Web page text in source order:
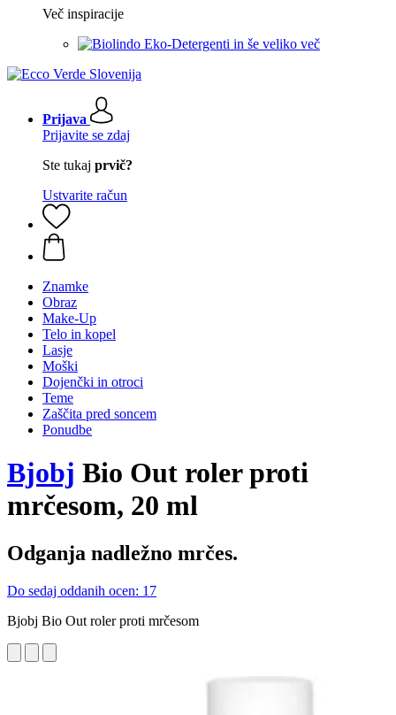
Več inspiracije
Eko-Detergenti in še veliko več
Prijava
Prijavite se zdaj
Ste tukaj prvič?
Ustvarite račun
Znamke
Obraz
Make-Up
Telo in kopel
Lasje
Moški
Dojenčki in otroci
Teme
Zaščita pred soncem
Ponudbe
Bjobj Bio Out roler proti
mrčesom, 20 ml
Odganja nadležno mrčes.
Do sedaj oddanih ocen: 17
Bjobj Bio Out roler proti mrčesom